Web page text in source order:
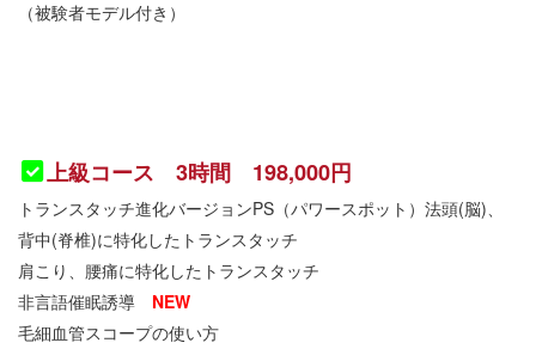
（被験者モデル付き）
上級コース 3時間 198,000円
トランスタッチ進化バージョンPS（パワースポット）法頭(脳)、
背中(脊椎)に特化したトランスタッチ
肩こり、腰痛に特化したトランスタッチ
非言語催眠誘導 NEW
毛細血管スコープの使い方